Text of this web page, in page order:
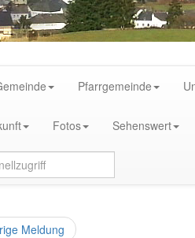
Pfarrgemeinde
Fotos Sehenswert
Meldung